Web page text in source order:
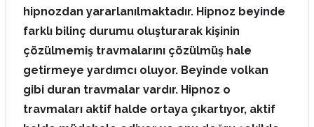
hipnozdan yararlanılmaktadır. Hipnoz beyinde
farklı bilinç durumu oluşturarak kişinin
çözülmemiş travmalarını çözülmüş hale
getirmeye yardımcı oluyor. Beyinde volkan
gibi duran travmalar vardır. Hipnoz o
travmaları aktif halde ortaya çıkartıyor, aktif